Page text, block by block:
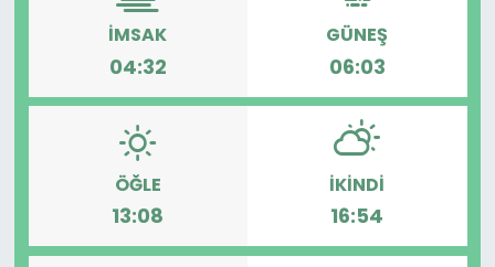
İMSAK
04:32
GÜNEŞ
06:03
ÖĞLE
13:08
İKINDI
16:54
İletişim